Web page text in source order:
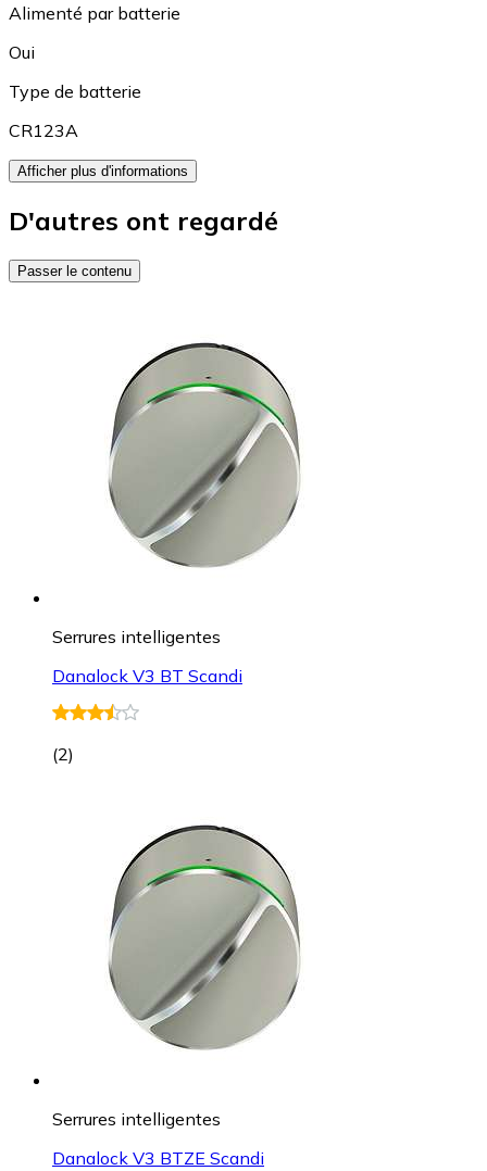
Alimenté par batterie
Oui
Type de batterie
CR123A
Afficher plus d'informations
D'autres ont regardé
Passer le contenu
Serrures intelligentes
Danalock V3 BT Scandi
(2)
Serrures intelligentes
Danalock V3 BTZE Scandi